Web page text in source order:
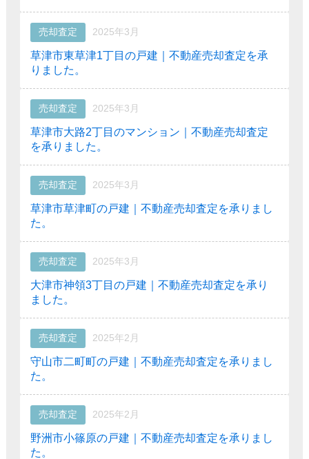
売却査定 2025年3月
草津市東草津1丁目の戸建｜不動産売却査定を承
りました。
売却査定 2025年3月
草津市大路2丁目のマンション｜不動産売却査定
を承りました。
売却査定 2025年3月
草津市草津町の戸建｜不動産売却査定を承りまし
た。
売却査定 2025年3月
大津市神領3丁目の戸建｜不動産売却査定を承り
ました。
売却査定 2025年2月
守山市二町町の戸建｜不動産売却査定を承りまし
た。
売却査定 2025年2月
野洲市小篠原の戸建｜不動産売却査定を承りまし
た。